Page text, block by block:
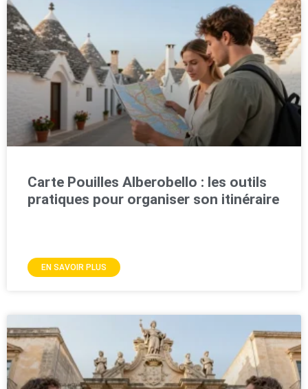
Carte Pouilles Alberobello : les outils
pratiques pour organiser son itinéraire
EN SAVOIR PLUS